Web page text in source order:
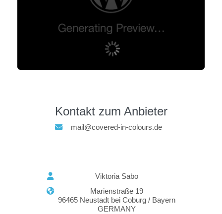
Kontakt zum Anbieter
mail@covered-in-colours.de
Viktoria Sabo
Marienstraße 19
96465 Neustadt bei Coburg / Bayern
GERMANY